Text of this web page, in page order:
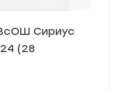
Сириус
(28